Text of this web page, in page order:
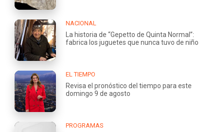
NACIONAL
La historia de “Gepetto de Quinta Normal”:
fabrica los juguetes que nunca tuvo de niño
EL TIEMPO
Revisa el pronóstico del tiempo para este
domingo 9 de agosto
PROGRAMAS